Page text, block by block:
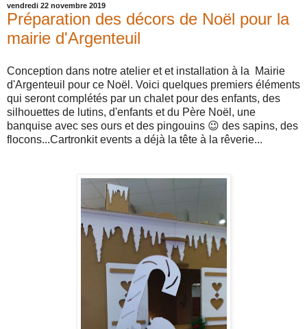
vendredi 22 novembre 2019
Préparation des décors de Noël pour la
mairie d'Argenteuil
Conception dans notre atelier et et installation à la Mairie
d'Argenteuil pour ce Noël. Voici quelques premiers éléments
qui seront complétés par un chalet pour des enfants, des
silhouettes de lutins, d'enfants et du Père Noël, une
banquise avec ses ours et des pingouins 😉 des sapins, des
flocons...Cartronkit events a déjà la tête à la rêverie...